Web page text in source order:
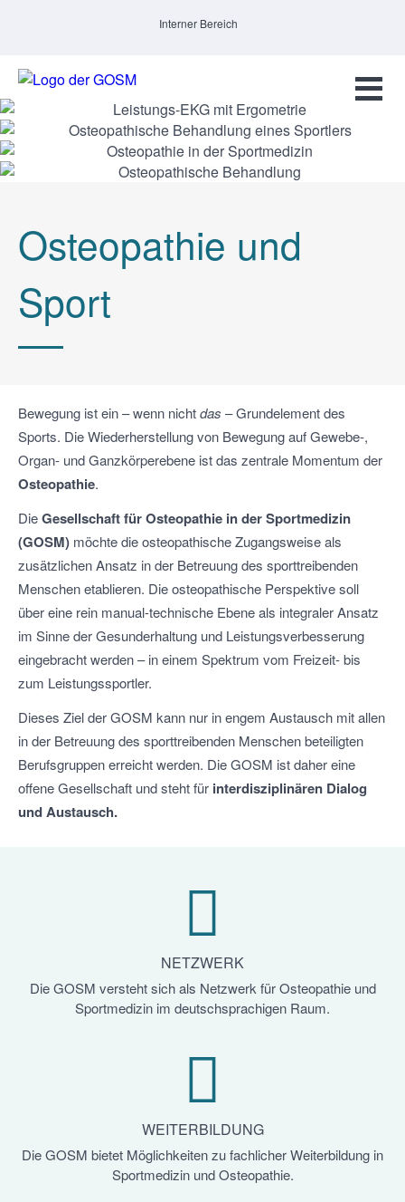
Interner Bereich
Osteopathie und
Sport
Bewegung ist ein – wenn nichtdas – Grundelement des
Sports. Die Wiederherstellung von Bewegung auf Gewebe-,
Organ- und Ganzkörperebene ist das zentrale Momentum der
Osteopathie.
DieGesellschaft für Osteopathie in der Sportmedizin
(GOSM) möchte die osteopathische Zugangsweise als
zusätzlichen Ansatz in der Betreuung des sporttreibenden
Menschen etablieren. Die osteopathische Perspektive soll
über eine rein manual-technische Ebene als integraler Ansatz
im Sinne der Gesunderhaltung und Leistungsverbesserung
eingebracht werden – in einem Spektrum vom Freizeit- bis
zum Leistungssportler.
Dieses Ziel der GOSM kann nur in engem Austausch mit allen
in der Betreuung des sporttreibenden Menschen beteiligten
Berufsgruppen erreicht werden. Die GOSM ist daher eine
offene Gesellschaft und steht für interdisziplinären Dialog
und Austausch.
NETZWERK
Die GOSM versteht sich als Netzwerk für Osteopathie und
Sportmedizin im deutschsprachigen Raum.
WEITERBILDUNG
Die GOSM bietet Möglichkeiten zu fachlicher Weiterbildung in
Sportmedizin und Osteopathie.